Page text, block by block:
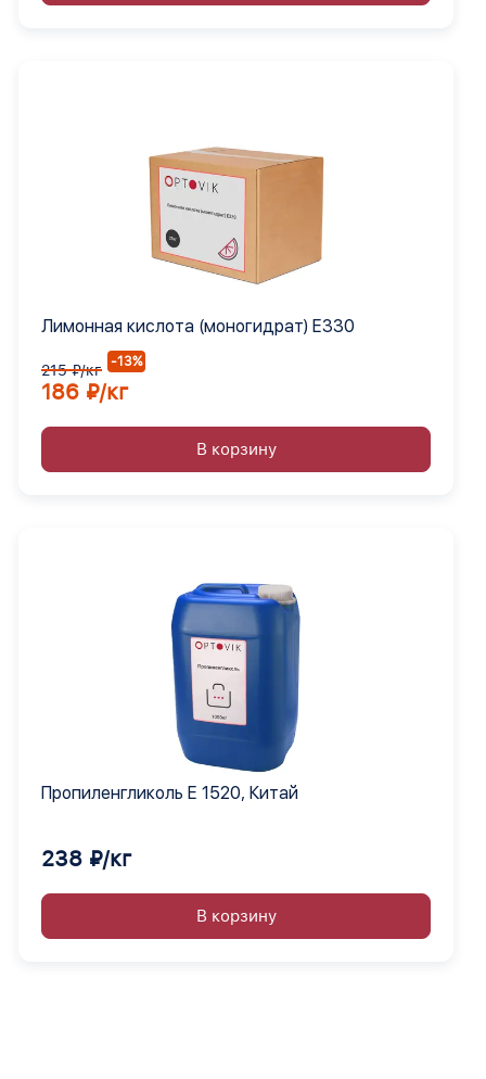
Лимонная кислота (моногидрат) Е330
215 ₽/кг -13%
186 ₽/кг
В корзину
Пропиленгликоль Е 1520, Китай
238 ₽/кг
В корзину